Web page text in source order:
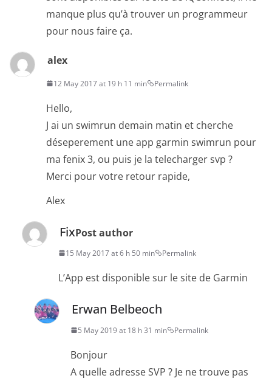
manque plus qu’à trouver un programmeur
pour nous faire ça.
alex
12 May 2017 at 19 h 11 min Permalink
Hello,
J ai un swimrun demain matin et cherche
déseperement une app garmin swimrun pour
ma fenix 3, ou puis je la telecharger svp ?
Merci pour votre retour rapide,
Alex
FixPost author
15 May 2017 at 6 h 50 min Permalink
L’App est disponible sur le site de Garmin
Erwan Belbeoch
5 May 2019 at 18 h 31 min Permalink
Bonjour
A quelle adresse SVP ? Je ne trouve pas